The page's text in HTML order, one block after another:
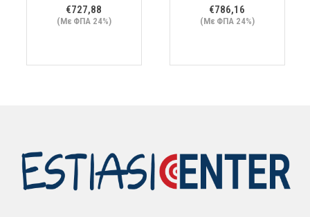
€727,88
(Με ΦΠΑ 24%)
€786,16
(Με ΦΠΑ 24%)